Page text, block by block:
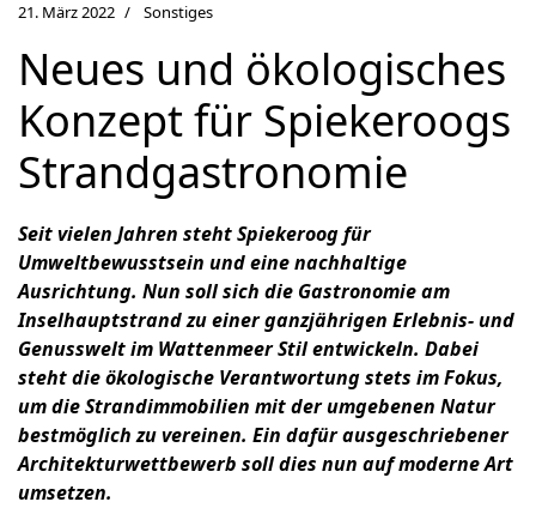
21. März 2022 Sonstiges
Neues und ökologisches
Konzept für Spiekeroogs
Strandgastronomie
Seit vielen Jahren steht Spiekeroog für
Umweltbewusstsein und eine nachhaltige
Ausrichtung. Nun soll sich die Gastronomie am
Inselhauptstrand zu einer ganzjährigen Erlebnis- und
Genusswelt im Wattenmeer Stil entwickeln. Dabei
steht die ökologische Verantwortung stets im Fokus,
um die Strandimmobilien mit der umgebenen Natur
bestmöglich zu vereinen. Ein dafür ausgeschriebener
Architekturwettbewerb soll dies nun auf moderne Art
umsetzen.